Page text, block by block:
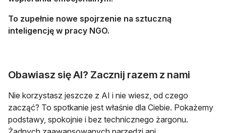
To zupełnie nowe spojrzenie na sztuczną
inteligencję w pracy NGO.
Obawiasz się AI? Zacznij razem z nami
Nie korzystasz jeszcze z AI i nie wiesz, od czego
zacząć? To spotkanie jest właśnie dla Ciebie. Pokażemy
podstawy, spokojnie i bez technicznego żargonu.